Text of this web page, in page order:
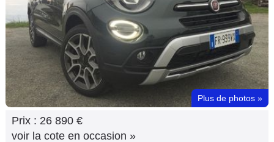
Flottes
Auto
Services
Forum
Moto
Plus de photos »
Prix : 26 890 €
voir la cote en occasion »